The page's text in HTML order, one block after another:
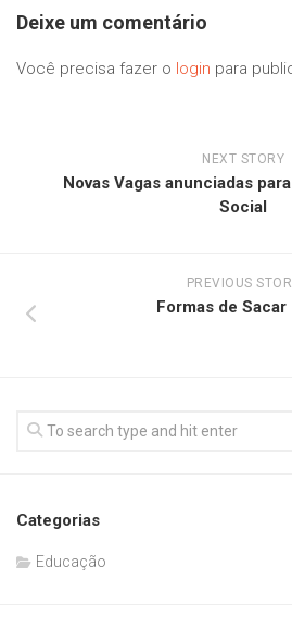
Deixe um comentário
Você precisa fazer o login para
NEXT STORY
Novas Vagas anunciadas
Social
PREVIOUS
Formas de Sacar
Categorias
Educação